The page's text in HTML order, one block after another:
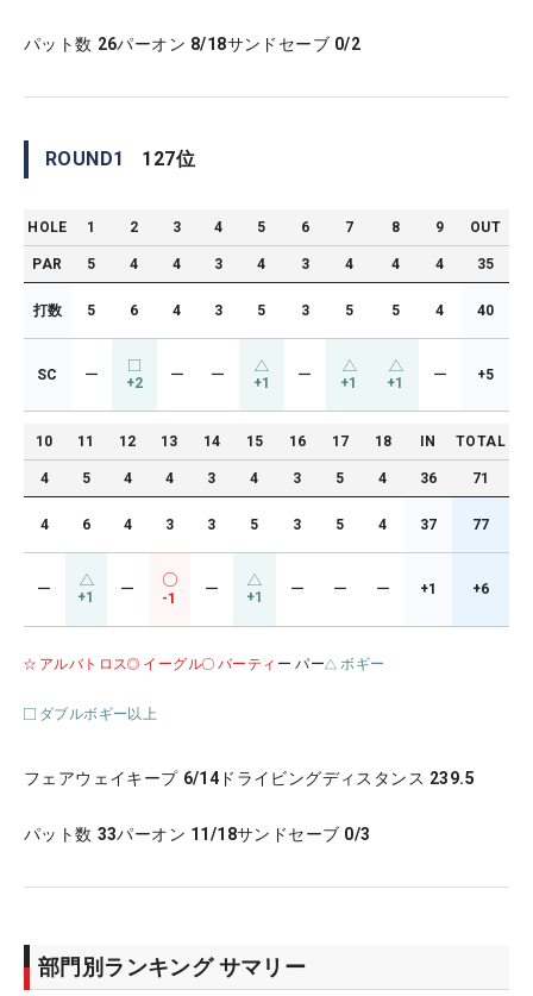
パット数 26パーオン 8/18サンドセーブ 0/2
ROUND1 127位
HOLE 1 2 3 4 5 6 7 8 9 OUT
PAR 5 4 4 3 4 3 4 4 4 35
打数 5 6 4 3 5 3 5 5 4 40
SC ー +2 ー ー +1 ー +1 +1 ー +5
10 11 12 13 14 15 16 17 18 IN TOTAL
4 5 4 4 3 4 3 5 4 36 71
4 6 4 3 3 5 3 5 4 37 77
ー +1 ー
-1
ー +1 ー ー ー +1 +6
アルバトロス イーグル バーティ ー パー ボギー
ダブルボギー以上
フェアウェイキープ 6/14 ドライビングディスタンス 239.5
パット数 33パーオン 11/18サンドセーブ 0/3
部門別ランキング サマリー